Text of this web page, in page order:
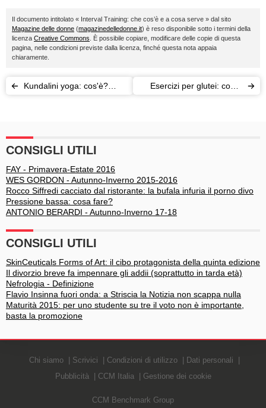
Il documento intitolato « Interval Training: che cos’è e a cosa serve » dal sito
Magazine delle donne (magazinedelledonne.it) è reso disponibile sotto i termini della
licenza Creative Commons . È possibile copiare, modificare delle copie di questa
pagina, nelle condizioni previste dalla licenza, finché questa nota appaia
chiaramente.
Kundalini yoga: cos'è?
Esercizi per glutei: come
CONSIGLI UTILI
FAY - Primavera-Estate 2016
WES GORDON - Autunno-Inverno 2015-2016
Rocco Siffredi cacciato dal ristorante: la bufala infuria il porno divo
Pressione bassa: cosa fare?
ANTONIO BERARDI - Autunno-Inverno 17-18
CONSIGLI UTILI
SkinCeuticals Forms of Art: il cibo protagonista della quinta edizione
Il divorzio breve fa impennare gli addii (soprattutto in tarda età)
Nefrologia - Definizione
Flavio Insinna fuori onda: a Striscia la Notizia non scappa nulla
Maturità 2015: per uno studente su tre il voto non è importante,
basta la promozione
Chi siamo Scrivici Condizioni di utilizzo
Dati personali
Pubblicità
CCM Italia Gestione dei cookie
CCM Benchmark Group